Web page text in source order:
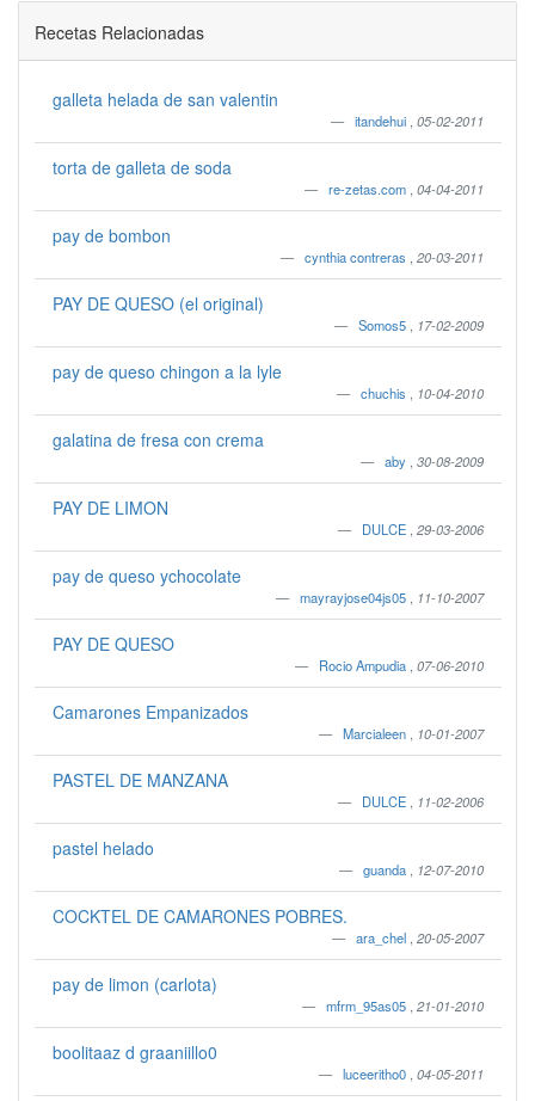
Recetas Relacionadas
galleta helada de san valentin
itandehui 05-02-2011
torta de galleta de soda
re-zetas.com 04-04-2011
pay de bombon
cynthia contreras 20-03-2011
PAY DE QUESO (el original)
Somos5 17-02-2009
pay de queso chingon a la lyle
chuchis 10-04-2010
galatina de fresa con crema
aby 30-08-2009
PAY DE LIMON
DULCE 29-03-2006
pay de queso ychocolate
mayrayjose04js05 11-10-2007
PAY DE QUESO
Rocio Ampudia 07-06-2010
Camarones Empanizados
Marcialeen 10-01-2007
PASTEL DE MANZANA
DULCE 11-02-2006
pastel helado
guanda 12-07-2010
COCKTEL DE CAMARONES POBRES.
ara_chel 20-05-2007
pay de limon (carlota)
mfrm_95as05 21-01-2010
boolitaaz d graaniillo0
luceeritho0 04-05-2011